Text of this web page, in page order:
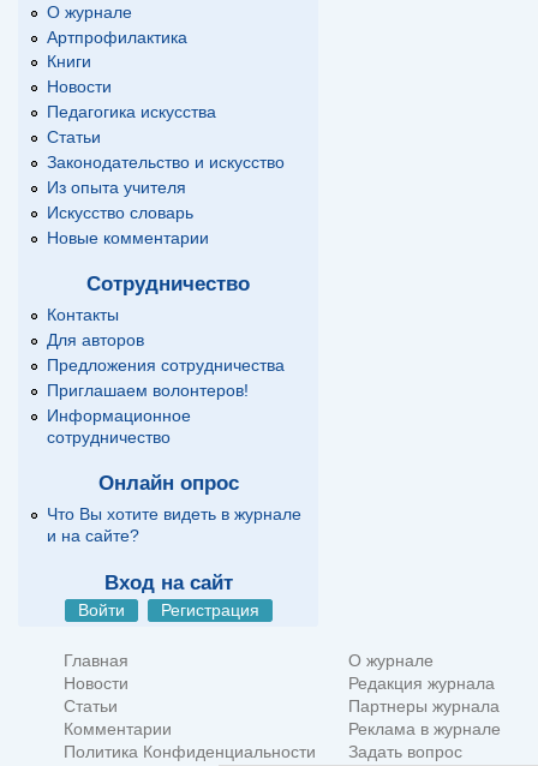
О журнале
Артпрофилактика
Книги
Новости
Педагогика искусства
Статьи
Законодательство и искусство
Из опыта учителя
Искусство словарь
Новые комментарии
Сотрудничество
Контакты
Для авторов
Предложения сотрудничества
Приглашаем волонтеров!
Информационное
сотрудничество
Онлайн опрос
Что Вы хотите видеть в журнале
и на сайте?
Вход на сайт
Войти Регистрация
Главная
О журнале
Новости
Редакция журнала
Статьи
Партнеры журнала
Комментарии
Реклама в журнале
Политика Конфиденциальности
Задать вопрос